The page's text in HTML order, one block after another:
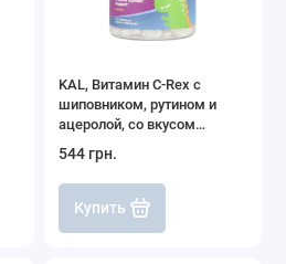
KAL, Витамин C-Rex с
шиповником, рутином и
ацеролой, со вкусом
жевательных таблеток
544 грн.
Купить